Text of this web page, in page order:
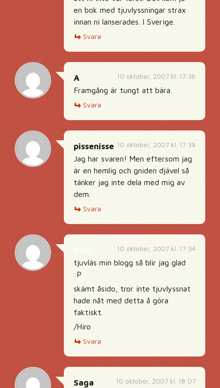
en bok med tjuvlyssningar strax
innan ni lanserades. I Sverige.
Svara
10 oktober, 2007 kl. 17:36
A
Framgång är tungt att bära.
Svara
10 oktober, 2007 kl. 17:39
pissenisse
Jag har svaren! Men eftersom jag
är en hemlig och gniden djävel så
tänker jag inte dela med mig av
dem.
Svara
10 oktober, 2007 kl. 17:54
tjuvläs min blogg så blir jag glad
:P
skämt åsido, tror inte tjuvlyssnat
hade nåt med detta å göra
faktiskt.
/Hiro
Svara
10 oktober, 2007 kl. 18:07
Saga